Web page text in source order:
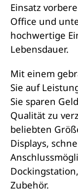
Einsatz
Office und
hochwertige
Lebensdauer.
Mit einem
Sie auf
Sie sparen
Qualität zu
beliebten
Displays,
Zubehör.